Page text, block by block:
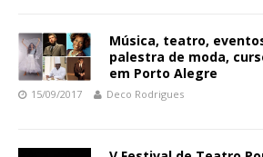
Música, teatro,
palestra de moda,
em Porto Alegre
15/09/2017 Deco Rodrigues